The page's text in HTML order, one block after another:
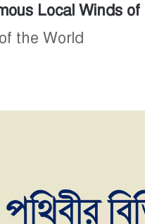
Local Winds
the World